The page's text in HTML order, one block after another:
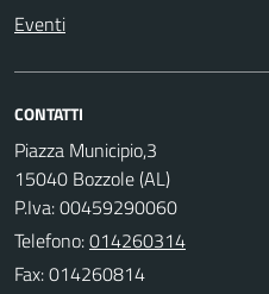
Eventi
CONTATTI
Piazza Municipio,3
15040 Bozzole (AL)
P.Iva: 00459290060
Telefono:014260314
Fax: 014260814